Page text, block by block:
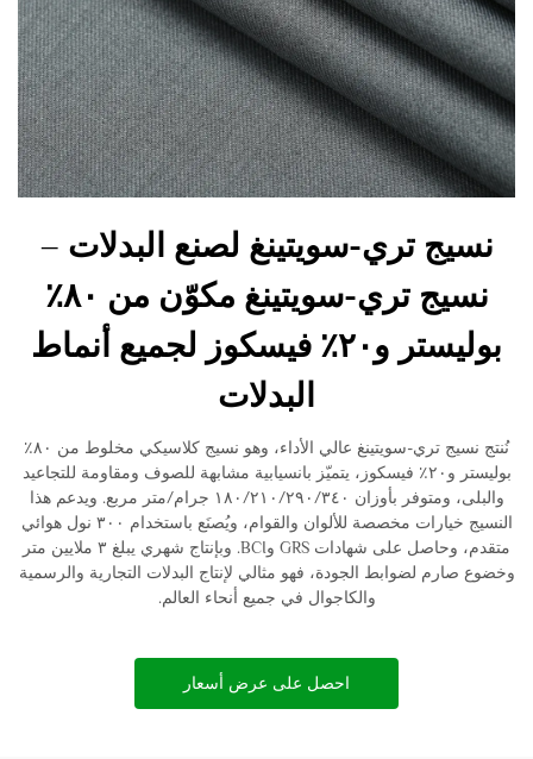
نسيج تري-سويتينغ لصنع البدلات –
نسيج تري-سويتينغ مكوّن من ٨٠٪
بوليستر و٢٠٪ فيسكوز لجميع أنماط
البدلات
نُنتج نسيج تري-سويتينغ عالي الأداء، وهو نسيج كلاسيكي مخلوط من ٨٠٪
بوليستر و٢٠٪ فيسكوز، يتميّز بانسيابية مشابهة للصوف ومقاومة للتجاعيد
والبلى، ومتوفر بأوزان ١٨٠/٢١٠/٢٩٠/٣٤٠ جرام/متر مربع. ويدعم هذا
النسيج خيارات مخصصة للألوان والقوام، ويُصنَع باستخدام ٣٠٠ نول هوائي
متقدم، وحاصل على شهادات GRS وBCI. وبإنتاج شهري يبلغ ٣ ملايين متر
وخضوع صارم لضوابط الجودة، فهو مثالي لإنتاج البدلات التجارية والرسمية
والكاجوال في جميع أنحاء العالم.
احصل على عرض أسعار